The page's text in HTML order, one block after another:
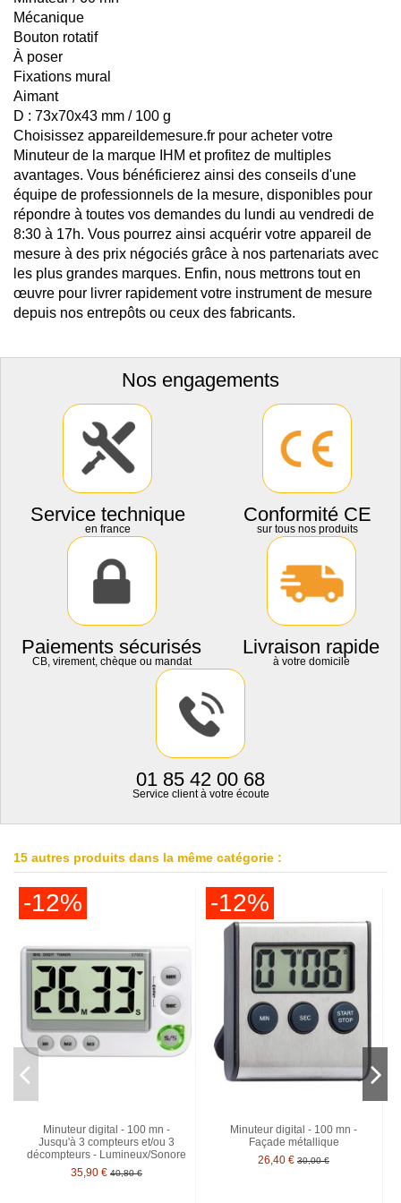
Mécanique
Bouton rotatif
À poser
Fixations mural
Aimant
D : 73x70x43 mm / 100 g
Choisissez appareildemesure.fr pour acheter votre
Minuteur de la marque IHM et profitez de multiples
avantages. Vous bénéficierez ainsi des conseils d'une
équipe de professionnels de la mesure, disponibles pour
répondre à toutes vos demandes du lundi au vendredi de
8:30 à 17h. Vous pourrez ainsi acquérir votre appareil de
mesure à des prix négociés grâce à nos partenariats avec
les plus grandes marques. Enfin, nous mettrons tout en
œuvre pour livrer rapidement votre instrument de mesure
depuis nos entrepôts ou ceux des fabricants.
Nos engagements
Service technique
en france
Conformité CE
sur tous nos produits
Paiements sécurisés
CB, virement, chèque ou mandat
Livraison rapide
à votre domicile
01 85 42 00 68
Service client à votre écoute
15 autres produits dans la même catégorie :
-12%
Minuteur digital - 100 mn -
Jusqu'à 3 compteurs et/ou 3
décompteurs - Lumineux/Sonore
35,90 € 40,80 €
-12%
Minuteur digital - 100 mn -
Façade métallique
26,40 € 30,00 €